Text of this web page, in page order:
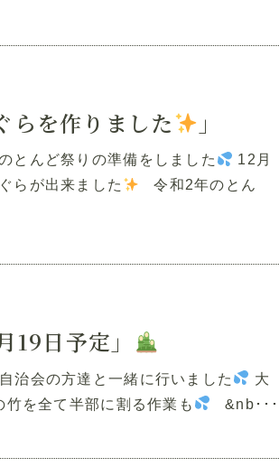
らを作りました 」
とんど祭りの準備をしました
12月
らが出来ました
令和2年のとん
日予定」
治会の方達と一緒に行いました
大
竹を全て半部に割る作業も &nb･･･